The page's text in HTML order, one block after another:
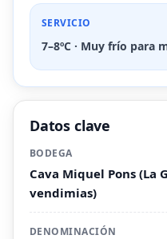
SERVICIO
7–8ºC · Muy frío
Datos clave
BODEGA
Cava Miquel Pons (La
vendimias)
DENOMINACIÓN